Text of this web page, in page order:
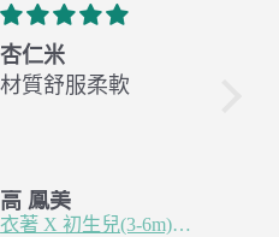
杏仁米
材質舒服柔軟
高 鳳美
衣著 X 初生兒(3-6m)紗布蝴蝶衣 - 杏仁米